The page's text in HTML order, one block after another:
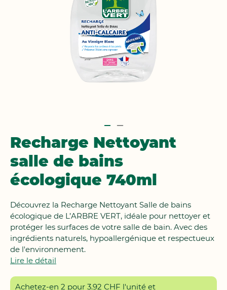
Passer
au
début
de
la
d’images
Recharge Nettoyant
salle de bains
écologique 740ml
Découvrez la Recharge Nettoyant Salle de bains
écologique de L’ARBRE VERT, idéale pour nettoyer et
protéger les surfaces de votre salle de bain. Avec des
ingrédients naturels, hypoallergénique et respectueux
de l'environnement.
Lire le détail
Achetez-en 2 pour 3.92 CHF l'unité et